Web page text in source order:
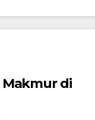
Makmur di